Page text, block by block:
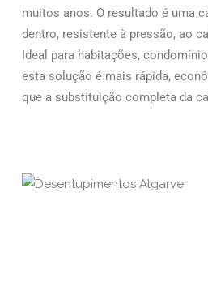
muitos anos. O resultado é uma
dentro, resistente à pressão, ao
Ideal para habitações,
esta solução é mais rápida,
que a substituição completa da